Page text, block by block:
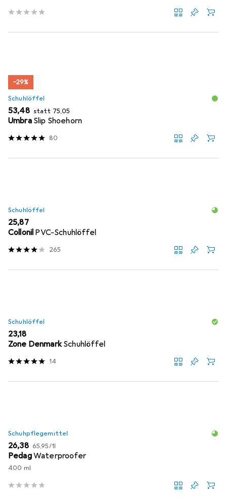
−29%
Schuhlöffel
EUR
53,48 statt EUR
75,05
Umbra Slip Shoehorn
80
Schuhlöffel
EUR
25,87
Collonil PVC-Schuhlöffel
265
Schuhlöffel
EUR
23,18
Zone Denmark Schuhlöffel
14
Schuhpflegemittel
EUR
26,38 EUR
65,95/1l
PedagWaterproofer
400 ml